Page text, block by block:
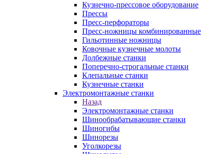
Кузнечно-прессовое оборудование
Прессы
Пресс-перфораторы
Пресс-ножницы комбинированные
Гильотинные ножницы
Ковочные кузнечные молоты
Долбежные станки
Поперечно-строгальные станки
Клепальные станки
Кузнечные станки
Электромонтажные станки
Назад
Электромонтажные станки
Шинообрабатывающие станки
Шиногибы
Шинорезы
Уголкорезы